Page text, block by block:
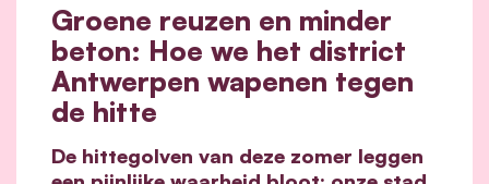
Groene reuzen en minder
beton: Hoe we het district
Antwerpen wapenen tegen
de hitte
De hittegolven van deze zomer leggen